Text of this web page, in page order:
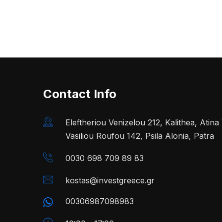
Contact Info
Eleftheriou Venizelou 212, Kalithea, Atina
Vasiliou Roufou 142, Psila Alonia, Patra
0030 698 709 89 83
kostas@investgreece.gr
00306987098983